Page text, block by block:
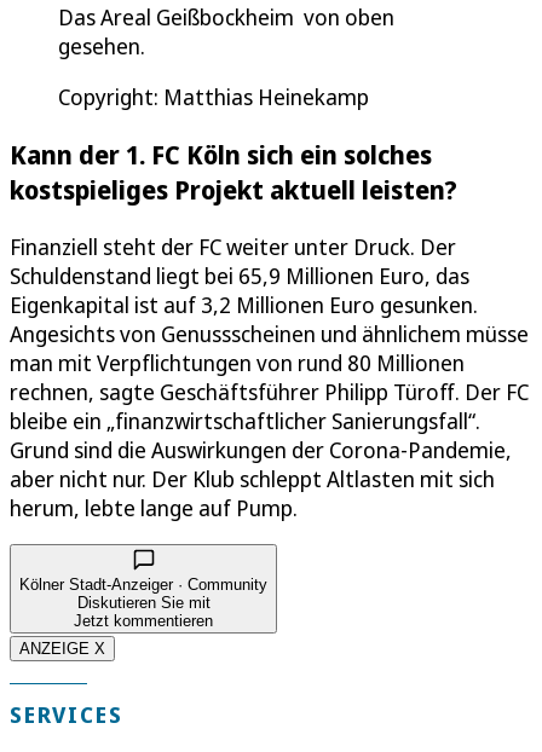
Das Areal Geißbockheim von oben
gesehen.
Copyright: Matthias Heinekamp
Kann der 1. FC Köln sich ein solches
kostspieliges Projekt aktuell leisten?
Finanziell steht der FC weiter unter Druck. Der
Schuldenstand liegt bei 65,9 Millionen Euro, das
Eigenkapital ist auf 3,2 Millionen Euro gesunken.
Angesichts von Genussscheinen und ähnlichem müsse
man mit Verpflichtungen von rund 80 Millionen
rechnen, sagte Geschäftsführer Philipp Türoff. Der FC
bleibe ein „finanzwirtschaftlicher Sanierungsfall“.
Grund sind die Auswirkungen der Corona-Pandemie,
aber nicht nur. Der Klub schleppt Altlasten mit sich
herum, lebte lange auf Pump.
Kölner Stadt-Anzeiger · Community
Diskutieren Sie mit
Jetzt kommentieren
ANZEIGE X
SERVICES